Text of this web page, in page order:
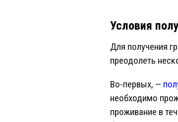
Условия
Для получения
преодолеть
Во-первых, —
необходимо
проживание в